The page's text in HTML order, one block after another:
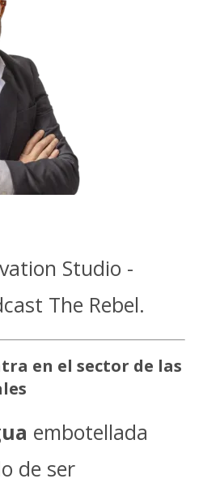
Studio -
The Rebel.
en el sector de las
embotellada
de ser